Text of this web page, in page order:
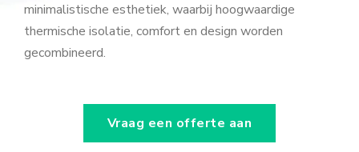
minimalistische esthetiek, waarbij hoogwaardige
thermische isolatie, comfort en design worden
gecombineerd.
Vraag een offerte aan